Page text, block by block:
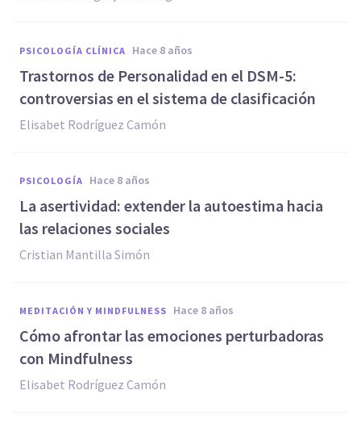
PSICOLOGÍA CLÍNICA hace 8 años
Trastornos de Personalidad en el DSM-5:
controversias en el sistema de clasificación
Elisabet Rodríguez Camón
PSICOLOGÍA hace 8 años
La asertividad: extender la autoestima hacia
las relaciones sociales
Cristian Mantilla Simón
MEDITACIÓN Y MINDFULNESS hace 8 años
Cómo afrontar las emociones perturbadoras
con Mindfulness
Elisabet Rodríguez Camón